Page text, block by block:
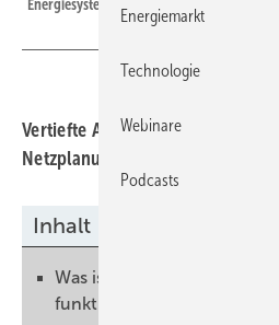
Energiesystemmodells abgebildet.
Vertiefte Analyse für die
Netzplanung im zukünftigen
Inhalt
Was ist ein
funktioniert es?
Energiemarkt
Technologie
Webinare
Podcasts